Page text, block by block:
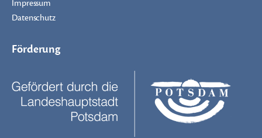
Impressum
Datenschutz
Förderung